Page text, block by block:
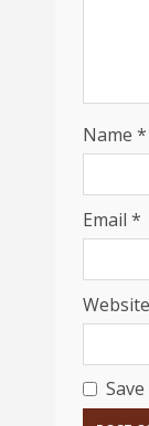
Name *
Email *
Website